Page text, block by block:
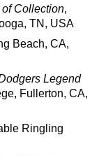
Collection,
TN, USA
Beach, CA,
Legend
Fullerton, CA,
Ringling